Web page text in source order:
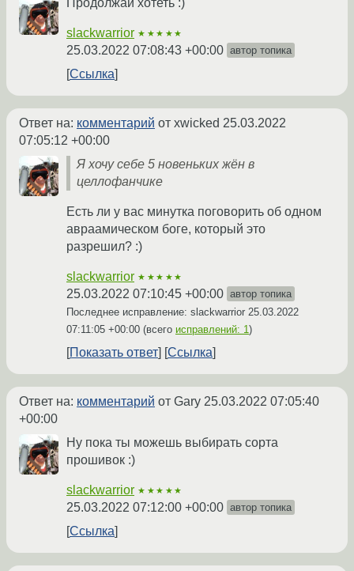
Продолжай хотеть :)
slackwarrior ★★★★★
25.03.2022 07:08:43 +00:00 автор топика
Ссылка
Ответ на: комментарий от xwicked 25.03.2022
07:05:12 +00:00
Я хочу себе 5 новеньких жён в
целлофанчике
Есть ли у вас минутка поговорить об одном
авраамическом боге, который это
разрешил? :)
slackwarrior ★★★★★
25.03.2022 07:10:45 +00:00 автор топика
Последнее исправление: slackwarrior 25.03.2022
07:11:05 +00:00 (всего исправлений: 1)
Показать ответ Ссылка
Ответ на: комментарий от Gary 25.03.2022 07:05:40
+00:00
Ну пока ты можешь выбирать сорта
прошивок :)
slackwarrior ★★★★★
25.03.2022 07:12:00 +00:00 автор топика
Ссылка